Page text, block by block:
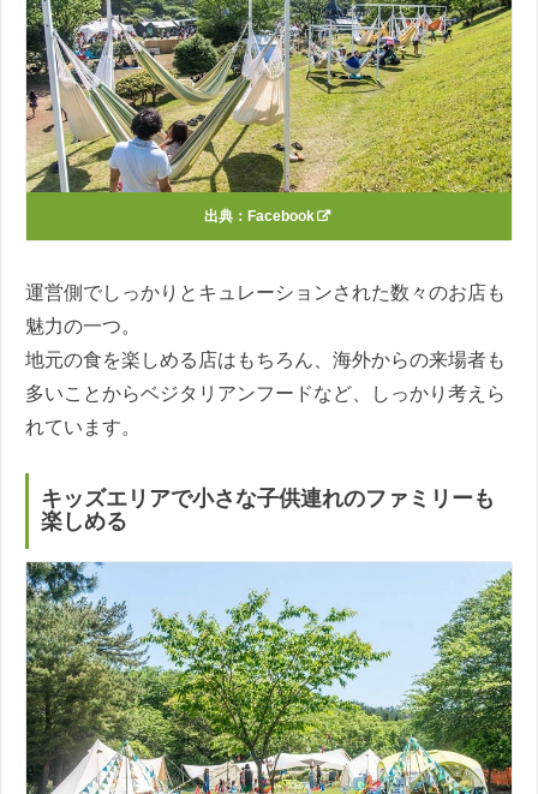
出典： Facebook
運営側でしっかりとキュレーションされた数々のお店も
魅力の一つ。
地元の食を楽しめる店はもちろん、海外からの来場者も
多いことからベジタリアンフードなど、しっかり考えら
れています。
キッズエリアで小さな子供連れのファミリーも
楽しめる